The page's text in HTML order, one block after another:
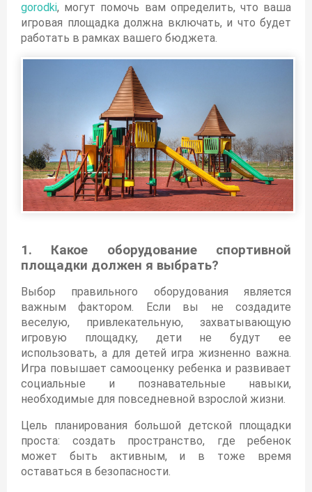
gorodki, могут помочь вам определить, что ваша
игровая площадка должна включать, и что будет
работать в рамках вашего бюджета.
1. Какое оборудование спортивной
площадки должен я выбрать?
Выбор правильного оборудования является
важным фактором. Если вы не создадите
веселую, привлекательную, захватывающую
игровую площадку, дети не будут ее
использовать, а для детей игра жизненно важна.
Игра повышает самооценку ребенка и развивает
социальные и познавательные навыки,
необходимые для повседневной взрослой жизни.
Цель планирования большой детской площадки
проста: создать пространство, где ребенок
может быть активным, и в тоже время
оставаться в безопасности.